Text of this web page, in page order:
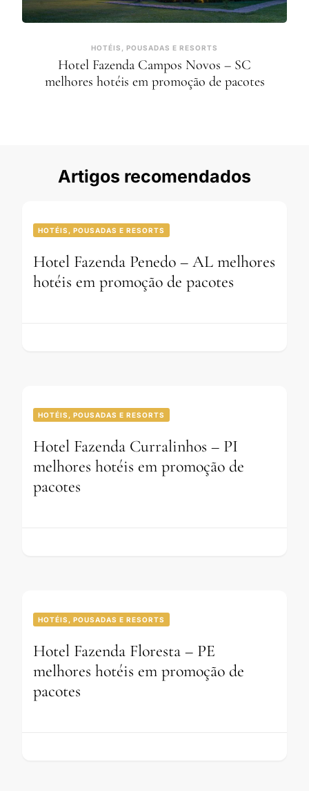
HOTÉIS, POUSADAS E RESORTS
Hotel Fazenda Campos Novos – SC
melhores hotéis em promoção de pacotes
Artigos recomendados
HOTÉIS, POUSADAS E RESORTS
Hotel Fazenda Penedo – AL melhores
hotéis em promoção de pacotes
HOTÉIS, POUSADAS E RESORTS
Hotel Fazenda Curralinhos – PI
melhores hotéis em promoção de
pacotes
HOTÉIS, POUSADAS E RESORTS
Hotel Fazenda Floresta – PE
melhores hotéis em promoção de
pacotes